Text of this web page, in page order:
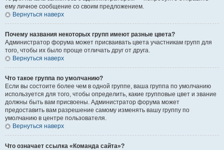
ему личное сообщение со своим предложением.
Вернуться наверх
Почему названия некоторых групп имеют разные цвета?
Администратор форума может присваивать цвета участникам групп для
того, чтобы их было проще отличать друг от друга.
Вернуться наверх
Что такое группа по умолчанию?
Если вы состоите более чем в одной группе, ваша группа по умолчанию
используется для того, чтобы определить, какие групповые цвет и звание
должны быть вам присвоены. Администратор форума может
предоставить вам разрешение самому изменять вашу группу по
умолчанию в центре пользователя.
Вернуться наверх
Что означает ссылка «Команда сайта»?